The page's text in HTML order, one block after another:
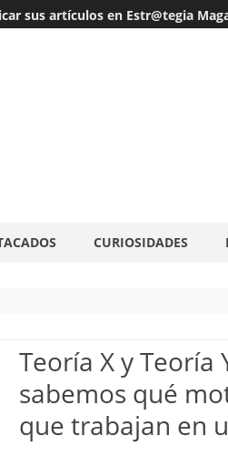
sus artículos en Estr@tegia
CURIOSIDADES
Teoría X y Teoría
sabemos qué
que trabajan en